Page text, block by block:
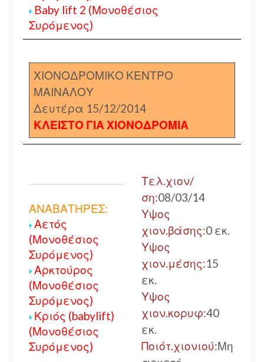
Baby lift 2 (Μονοθέσιος
Συρόμενος)
ΧΙΟΝΟΔΡΟΜΙΚΟ ΚΕΝΤΡΟ
ΜΑΙΝΑΛΟΥ
Δευτέρα 15/12/2014
ΚΛΕΙΣΤΟ ΓΙΑ ΧΙΟΝΟΔΡΟΜΙΑ
ΑΝΑΒΑΤΗΡΕΣ:
Αετός
(Μονοθέσιος
Συρόμενος)
Αρκτούρος
(Μονοθέσιος
Συρόμενος)
Κριός (babylift)
(Μονοθέσιος
Συρόμενος)
Τελ.χιον/
ση:08/03/14
Υψος
χιον.βάσης:0 εκ.
Υψος
χιον.μέσης:15
εκ.
Υψος
χιον.κορυφ:40
εκ.
Ποιότ.χιονιού:Μη